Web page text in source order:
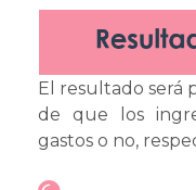
El resultado será
de que los
gastos o no,